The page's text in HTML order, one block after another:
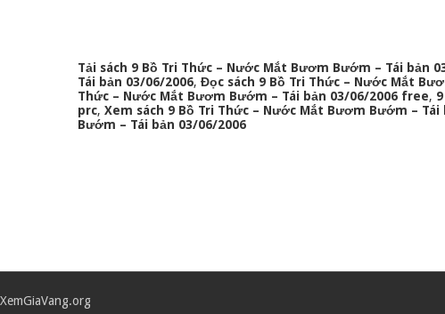
Tải sách 9 Bồ Tri Thức – Nước Mắt Bươm Bướm – Tái bản
Tái bản 03/06/2006, Đọc sách 9 Bồ Tri Thức – Nước Mắt
Thức – Nước Mắt Bươm Bướm – Tái bản 03/06/2006 free,
prc, Xem sách 9 Bồ Tri Thức – Nước Mắt Bươm Bướm –
Bướm – Tái bản 03/06/2006
XemGiaVang.org